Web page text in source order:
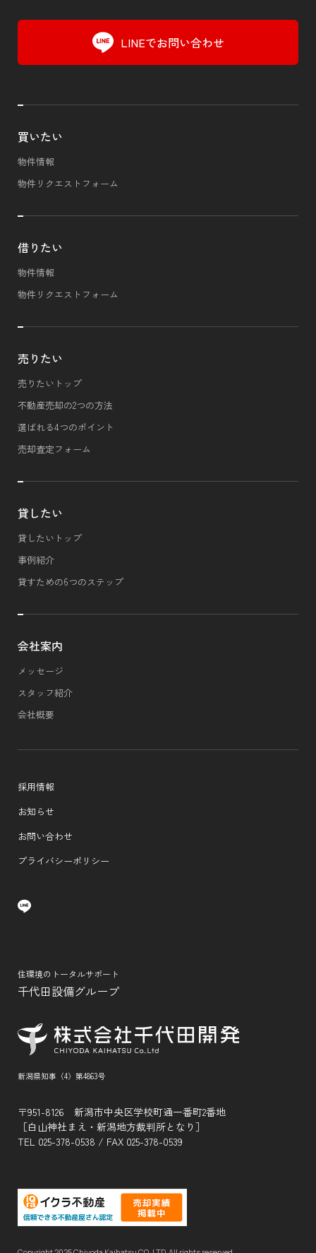
LINEでお問い合わせ
買いたい
物件情報
物件リクエストフォーム
借りたい
物件情報
物件リクエストフォーム
売りたい
売りたいトップ
不動産売却の2つの方法
選ばれる4つのポイント
売却査定フォーム
貸したい
貸したいトップ
事例紹介
貸すための6つのステップ
会社案内
メッセージ
スタッフ紹介
会社概要
採用情報
お知らせ
お問い合わせ
プライバシーポリシー
住環境のトータルサポート
千代田設備グループ
新潟県知事（4）第4863号
〒951-8126 新潟市中央区学校町通一番町2番地
［白山神社まえ・新潟地方裁判所となり］
TEL 025-378-0538 / FAX 025-378-0539